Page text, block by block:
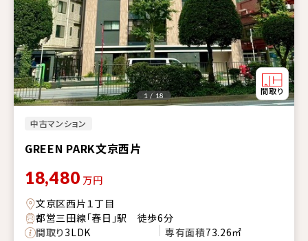
中古マンション
GREEN PARK文京西片
1 / 18
18,480 万円
文京区西片１丁目
都営三田線「春日」駅 徒歩6分
間取り3LDK 専有面積73.26㎡